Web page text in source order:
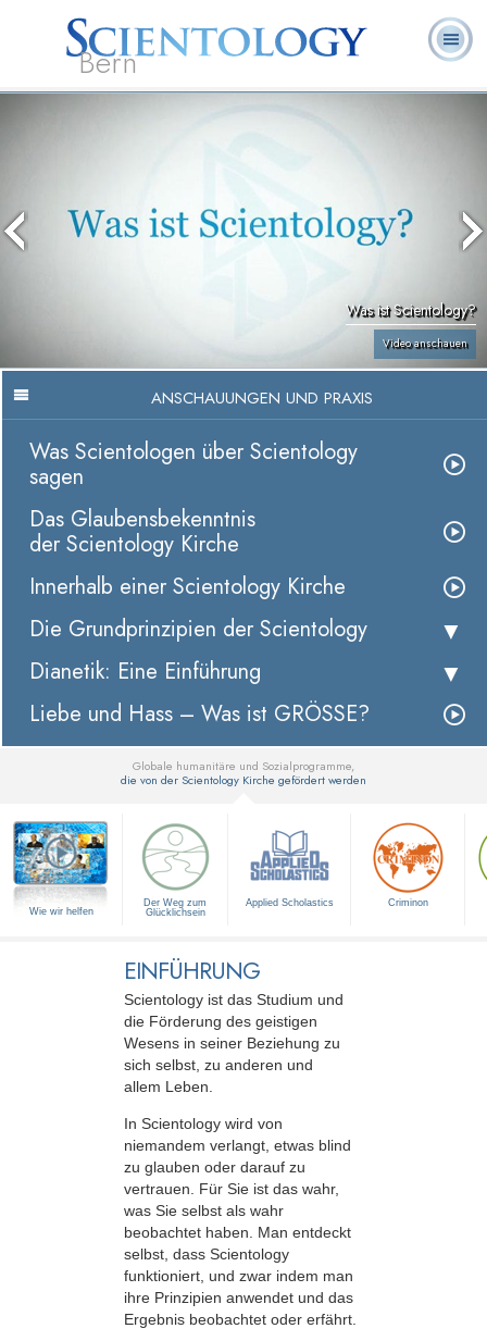
Bern
Geistliche
Was ist Scientology?
Video anschauen
ANSCHAUUNGEN UND PRAXIS
Was Scientologen über Scientology
sagen
Das Glaubensbekenntnis
der Scientology Kirche
Innerhalb einer Scientology Kirche
Die Grundprinzipien der Scientology
Dianetik: Eine Einführung
Liebe und Hass – Was ist GRÖSSE?
Globale humanitäre und Sozialprogramme,
die von der Scientology Kirche gefördert werden
Wie wir helfen
Der Weg zum
Glücklichsein
Applied Scholastics Criminon
EINFÜHRUNG
Scientology ist das Studium und
die Förderung des geistigen
Wesens in seiner Beziehung zu
sich selbst, zu anderen und
allem Leben.
In Scientology wird von
niemandem verlangt, etwas blind
zu glauben oder darauf zu
vertrauen. Für Sie ist das wahr,
was Sie selbst als wahr
beobachtet haben. Man entdeckt
selbst, dass Scientology
funktioniert, und zwar indem man
ihre Prinzipien anwendet und das
Ergebnis beobachtet oder erfährt.